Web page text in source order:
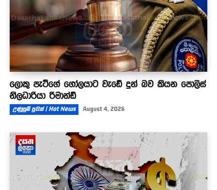
ලොකු පැටීගේ ගෝලයාට වැඩේ දුන් බව කියන පොලිස්
නිලධාරියා රිමාන්ඩ්
උණුසුම් පුවත් | Hot News August 4, 2026